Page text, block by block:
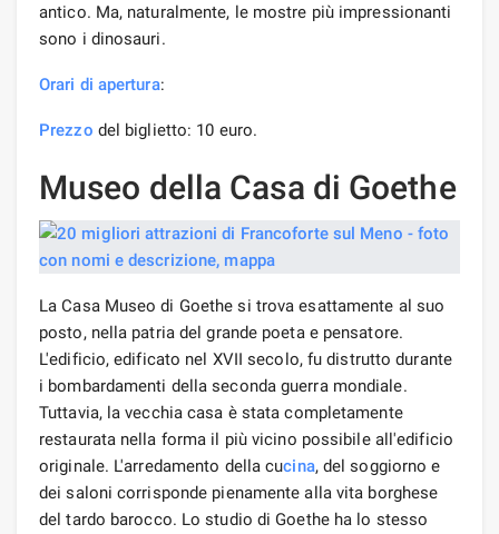
antico. Ma, naturalmente, le mostre più impressionanti
sono i dinosauri.
Orari di apertura:
Prezzo del biglietto: 10 euro.
Museo della Casa di Goethe
La Casa Museo di Goethe si trova esattamente al suo
posto, nella patria del grande poeta e pensatore.
L'edificio, edificato nel XVII secolo, fu distrutto durante
i bombardamenti della seconda guerra mondiale.
Tuttavia, la vecchia casa è stata completamente
restaurata nella forma il più vicino possibile all'edificio
originale. L'arredamento della cucina, del soggiorno e
dei saloni corrisponde pienamente alla vita borghese
del tardo barocco. Lo studio di Goethe ha lo stesso